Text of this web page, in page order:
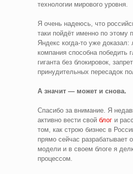
технологии мирового уровня.
Я очень надеюсь, что
таки пойдёт именно по этому
Яндекс когда-то уже доказал:
компания способна победить
гиганта без блокировок,
принудительных пересадок
А значит — может и снова.
Спасибо за внимание. Я
активно вести свой блог и
том, как строю бизнес в
прямо сейчас разрабатывает
модели и в своем блоге я
процессом.